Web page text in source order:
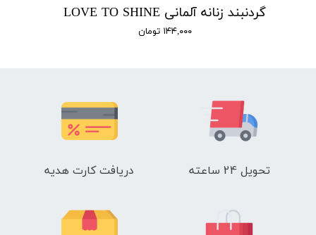
گردنبند زنانه آلمانی LOVE TO SHINE
۱۴۴,۰۰۰ تومان
تحویل 24 ساعته دریافت کارت هدیه